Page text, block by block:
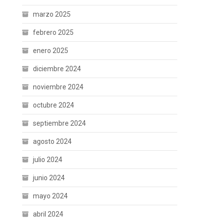
marzo 2025
febrero 2025
enero 2025
diciembre 2024
noviembre 2024
octubre 2024
septiembre 2024
agosto 2024
julio 2024
junio 2024
mayo 2024
abril 2024